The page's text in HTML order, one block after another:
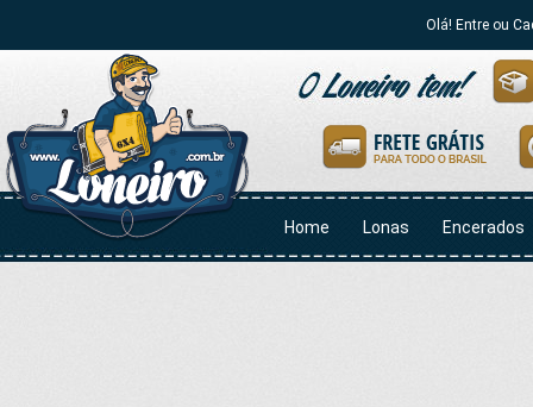
Olá! Entre ou
Home Lonas Encerados